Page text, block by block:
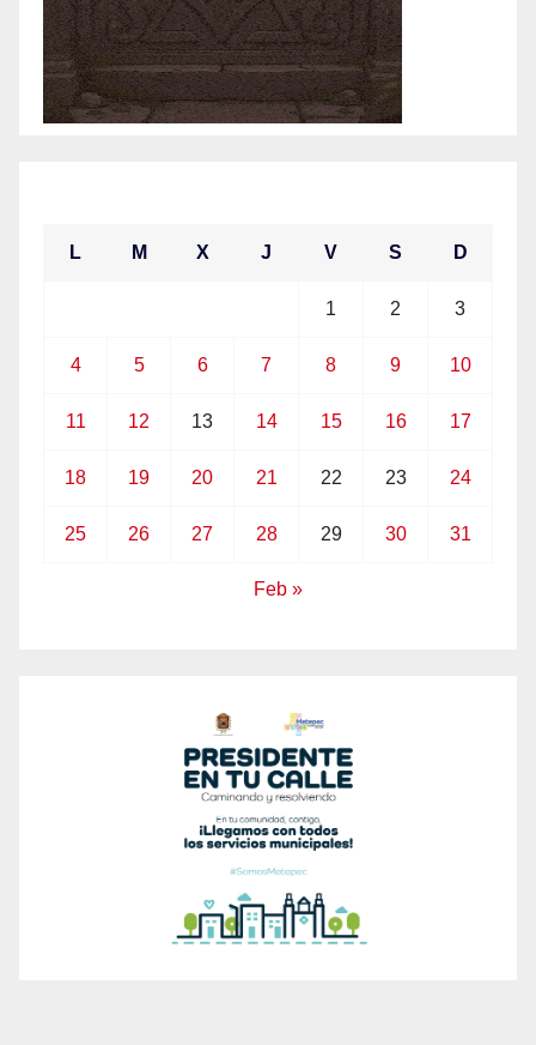
L M X J V S D
1 2 3
4 5 6 7 8 9 10
11 12 13 14 15 16 17
18 19 20 21 22 23 24
25 26 27 28 29 30 31
Feb »